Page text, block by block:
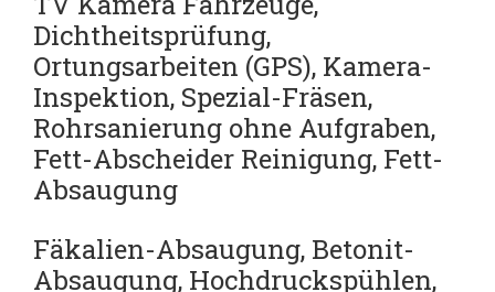
Dichtheitsprüfung,
Ortungsarbeiten (GPS), Kamera-
Inspektion, Spezial-Fräsen,
Rohrsanierung ohne Aufgraben,
Fett-Abscheider Reinigung, Fett-
Absaugung
Fäkalien-Absaugung, Betonit-
Absaugung, Hochdruckspühlen,